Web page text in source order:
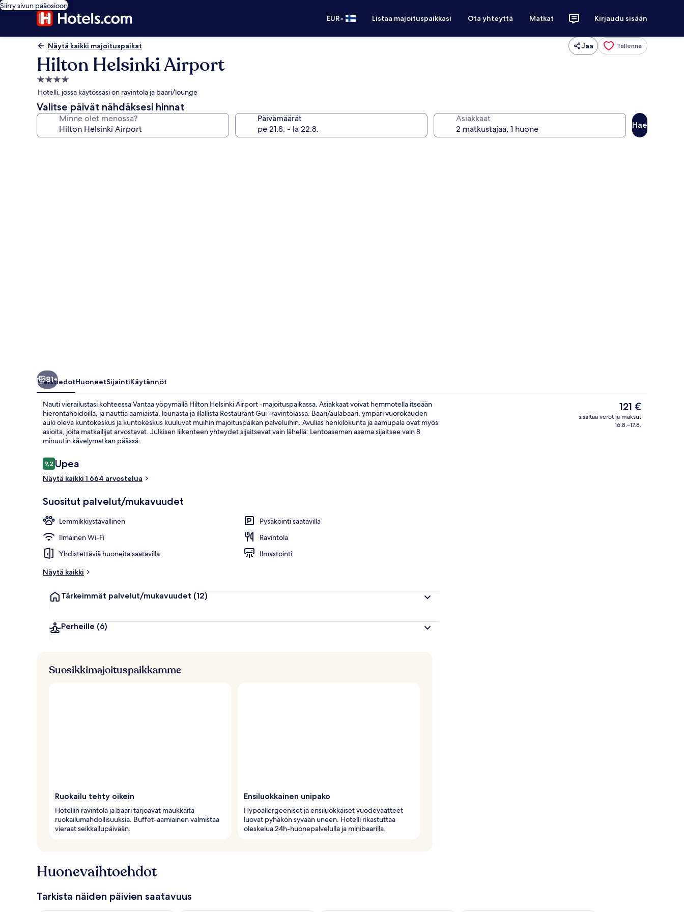
Siirry sivun pääosioon
EUR• Listaa majoituspaikkasi Ota yhteyttä Matkat Kirjaudu sisään
Näytä kaikki majoituspaikat Jaa Tallenna
Hilton Helsinki Airport
4.0
tähden
majoituspaikka
Hotelli, jossa käytössäsi on ravintola ja baari/lounge
Valitse päivät nähdäksesi hinnat
Minne olet menossa? Päivämäärät Asiakkaat
Hae
Baari (majoituspaikassa)
81+
YleistiedotHuoneetSijaintiKäytännöt
Nauti vierailustasi kohteessa Vantaa yöpymällä Hilton Helsinki Airport -majoituspaikassa. Asiakkaat voivat hemmotella itseään
hierontahoidoilla, ja nauttia aamiaista, lounasta ja illallista Restaurant Gui -ravintolassa. Baari/aulabaari, ympäri vuorokauden
auki oleva kuntokeskus ja kuntokeskus kuuluvat muihin majoituspaikan palveluihin. Avulias henkilökunta ja aamupala ovat myös
asioita, joita matkailijat arvostavat. Julkisen liikenteen yhteydet sijaitsevat vain lähellä: Lentoaseman asema sijaitsee vain 8
minuutin kävelymatkan päässä.
Arvostelut
9,29,2 kautta 10.
Upea
Näytä kaikki 1 664 arvostelua
Suositut palvelut/mukavuudet
Lemmikkiystävällinen
Pysäköinti saatavilla
Ilmainen Wi-Fi
Ravintola
Yhdistettäviä huoneita saatavilla
Ilmastointi
Näytä kaikki
Tärkeimmät palvelut/mukavuudet (12)
Perheille (6)
Nykyinen
hinta
on
121 €
sisältää verot ja maksut
16.8.–17.8.
Suosikkimajoituspaikkamme
Ruokailu tehty oikein
Hotellin ravintola ja baari tarjoavat maukkaita
ruokailumahdollisuuksia. Buffet-aamiainen valmistaa
vieraat seikkailupäivään.
Ensiluokkainen unipako
Hypoallergeeniset ja ensiluokkaiset vuodevaatteet
luovat pyhäkön syvään uneen. Hotelli rikastuttaa
oleskelua 24h-huonepalvelulla ja minibaarilla.
Huonevaihtoehdot
Tarkista näiden päivien saatavuus